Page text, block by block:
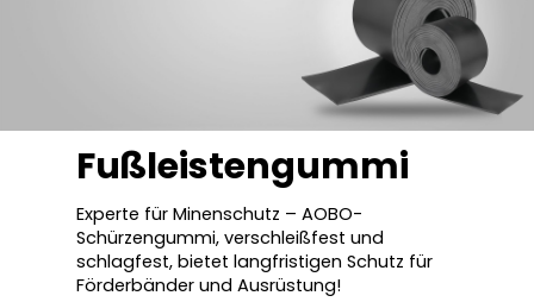
Fußleistengummi
Experte für Minenschutz – AOBO-
Schürzengummi, verschleißfest und
schlagfest, bietet langfristigen Schutz für
Förderbänder und Ausrüstung!